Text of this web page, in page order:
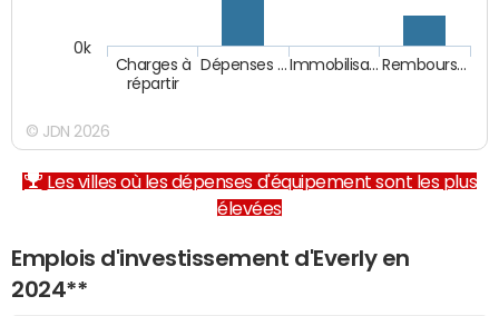
Charges à
répartir
Dépenses … Immobilisa… Rembours…
0k
© JDN 2026
Les villes où les dépenses d'équipement sont les plus
élevées
Emplois d'investissement d'Everly en
2024**